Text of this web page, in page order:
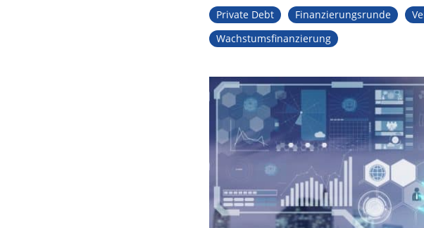
Private Debt Finanzierungsrunde
Wachstumsfinanzierung